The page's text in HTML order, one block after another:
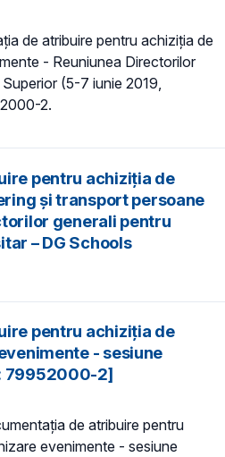
de atribuire pentru achiziţia de
- Reuniunea Directorilor
(5-7 iunie 2019,
2.
pentru achiziţia de
și transport persoane
generali pentru
– DG Schools
pentru achiziţia de
- sesiune
79952000-2]
de atribuire pentru
evenimente - sesiune